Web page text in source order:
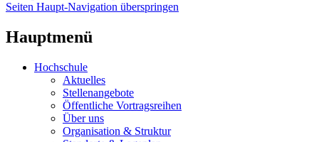
Seiten Haupt-Navigation überspringen
Hauptmenü
Hochschule
Aktuelles
Stellenangebote
Öffentliche Vortragsreihen
Über uns
Organisation & Struktur